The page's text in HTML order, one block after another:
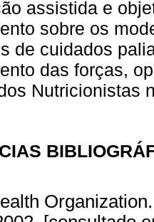
assistida e
sobre os
de cuidados
das forças,
Nutricionistas